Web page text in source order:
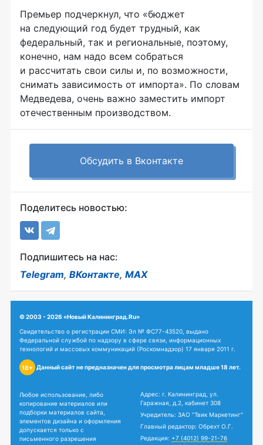
Премьер подчеркнул, что «бюджет
на следующий год будет трудный, как
федеральный, так и региональные, поэтому,
конечно, нам надо всем собраться
и рассчитать свои силы и, по возможности,
снимать зависимость от импорта». По словам
Медведева, очень важно заместить импорт
отечественным производством.
Обсудить в Вконтакте
Поделитесь новостью:
Подпишитесь на нас:
Telegram, ВКонтакте, MAX
© 2003 - 2026 «Новый Калининград.Ru»
Свидетельство о регистрации СМИ: Эл № ФС77-43520, выдано
Федеральной службой по надзору в сфере связи, информационных
технологий и массовых коммуникаций (Роскомнадзор) 17 января 2011 г.
18+ Данный сайт не предназначен для просмотра лицам младше 18 лет.
Любое использование, либо
копирование материалов или
подборки материалов сайта,
элементов дизайна и оформления
допускается только с
письменного разрешения
Адрес: г. Калининград, ул.
Гаражная, д.2, кабинет 308
Учредитель: ЗАО "Твик Маркетинг"
Главный редактор: Обрехт О.Г.
Редакция: +7 (4012) 99-21-76